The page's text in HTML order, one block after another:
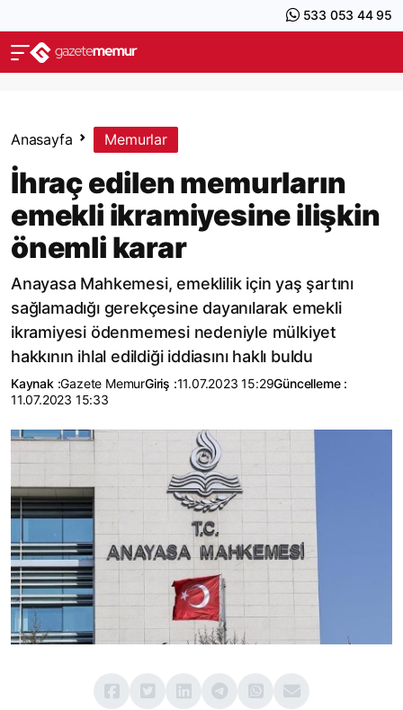
533 053 44 95
Anasayfa Memurlar
İhraç edilen memurların
emekli ikramiyesine ilişkin
önemli karar
Anayasa Mahkemesi, emeklilik için yaş şartını
sağlamadığı gerekçesine dayanılarak emekli
ikramiyesi ödenmemesi nedeniyle mülkiyet
hakkının ihlal edildiği iddiasını haklı buldu
Kaynak :Gazete MemurGiriş :11.07.2023 15:29Güncelleme :
11.07.2023 15:33